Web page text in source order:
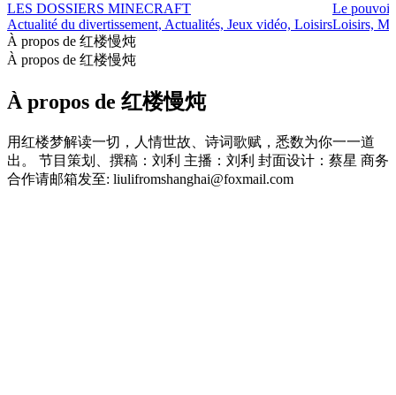
LES DOSSIERS MINECRAFT
Actualité du divertissement, Actualités, Jeux vidéo, Loisirs
Le pouvoir
Loisirs,
À propos de 红楼慢炖
À propos de 红楼慢炖
À propos de 红楼慢炖
用红楼梦解读一切，人情世故、诗词歌赋，悉数为你一一道
出。 节目策划、撰稿：刘利 主播：刘利 封面设计：蔡星 商务
合作请邮箱发至: liulifromshanghai@foxmail.com